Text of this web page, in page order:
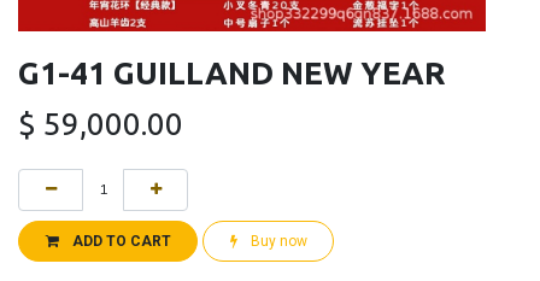
G1-41 GUILLAND NEW YEAR
$ 59,000.00
ADD TO CART Buy now